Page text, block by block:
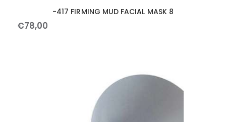
-417 FIRMING MUD FACIAL MASK 8
€78,00